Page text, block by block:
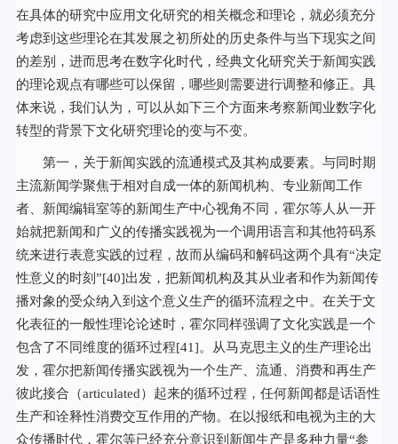
在具体的研究中应用文化研究的相关概念和理论，就必须充分
考虑到这些理论在其发展之初所处的历史条件与当下现实之间
的差别，进而思考在数字化时代，经典文化研究关于新闻实践
的理论观点有哪些可以保留，哪些则需要进行调整和修正。具
体来说，我们认为，可以从如下三个方面来考察新闻业数字化
转型的背景下文化研究理论的变与不变。
第一，关于新闻实践的流通模式及其构成要素。与同时期
主流新闻学聚焦于相对自成一体的新闻机构、专业新闻工作
者、新闻编辑室等的新闻生产中心视角不同，霍尔等人从一开
始就把新闻和广义的传播实践视为一个调用语言和其他符码系
统来进行表意实践的过程，故而从编码和解码这两个具有“决定
性意义的时刻”[40]出发，把新闻机构及其从业者和作为新闻传
播对象的受众纳入到这个意义生产的循环流程之中。在关于文
化表征的一般性理论论述时，霍尔同样强调了文化实践是一个
包含了不同维度的循环过程[41]。从马克思主义的生产理论出
发，霍尔把新闻传播实践视为一个生产、流通、消费和再生产
彼此接合（articulated）起来的循环过程，任何新闻都是话语性
生产和诠释性消费交互作用的产物。在以报纸和电视为主的大
众传播时代，霍尔等已经充分意识到新闻生产是多种力量“参